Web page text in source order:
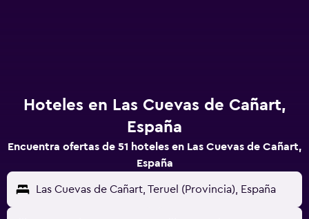
Hoteles en Las Cuevas de Cañart,
España
Encuentra ofertas de 51 hoteles en Las Cuevas de Cañart,
España
Las Cuevas de Cañart, Teruel (Provincia), España